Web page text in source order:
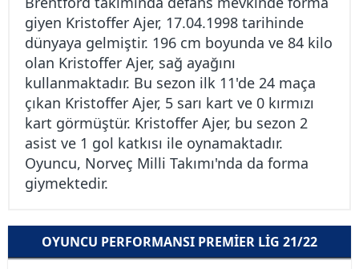
giyen Kristoffer Ajer, 17.04.1998 tarihinde
dünyaya gelmiştir. 196 cm boyunda ve 84 kilo
olan Kristoffer Ajer, sağ ayağını
kullanmaktadır. Bu sezon ilk 11'de 24 maça
çıkan Kristoffer Ajer, 5 sarı kart ve 0 kırmızı
kart görmüştür. Kristoffer Ajer, bu sezon 2
asist ve 1 gol katkısı ile oynamaktadır.
Oyuncu, Norveç Milli Takımı'nda da forma
giymektedir.
OYUNCU PERFORMANSI PREMIER LIG 21/22